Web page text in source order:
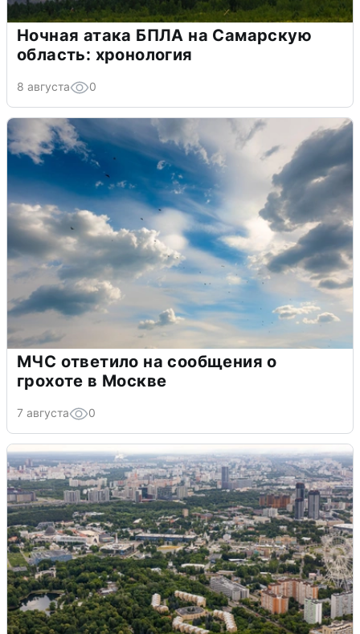
Ночная атака БПЛА на Самарскую
область: хронология
8 августа 0
МЧС ответило на сообщения о
грохоте в Москве
7 августа 0